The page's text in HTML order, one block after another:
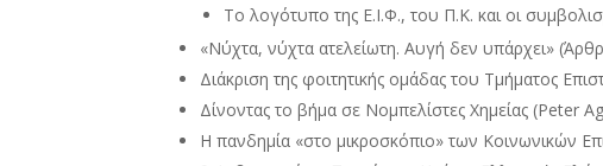
Το λογότυπο της Ε.Ι.Φ., του Π.Κ. και οι
«Νύχτα, νύχτα ατελείωτη. Αυγή δεν υπάρχει»
Διάκριση της φοιτητικής ομάδας του Τμήματος
Δίνοντας το βήμα σε Νομπελίστες Χημείας (Peter
Η πανδημία «στο μικροσκόπιο» των Κοινωνικών